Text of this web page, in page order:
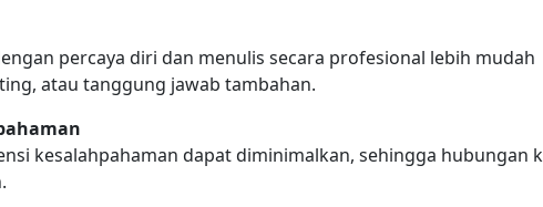
percaya diri dan menulis secara profesional lebih mudah
atau tanggung jawab tambahan.
kesalahpahaman dapat diminimalkan, sehingga hubungan